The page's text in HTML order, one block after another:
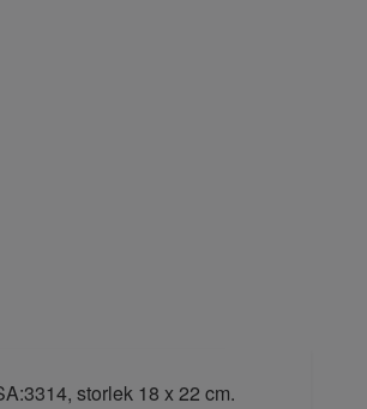
storlek 18 x 22 cm.